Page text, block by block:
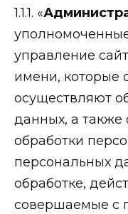
1.1.1. «
управление
имени, которые
осуществляют
данных, а
обработки
персональных
обработке,
совершаемые с